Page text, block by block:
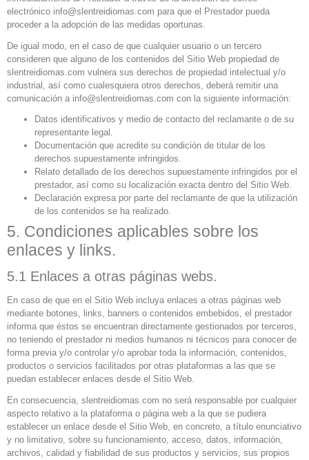
electrónico info@slentreidiomas.com para que el Prestador pueda
proceder a la adopción de las medidas oportunas.
De igual modo, en el caso de que cualquier usuario o un tercero
consideren que alguno de los contenidos del Sitio Web propiedad de
slentreidiomas.com vulnera sus derechos de propiedad intelectual y/o
industrial, así como cualesquiera otros derechos, deberá remitir una
comunicación a info@slentreidiomas.com con la siguiente información:
Datos identificativos y medio de contacto del reclamante o de su
representante legal.
Documentación que acredite su condición de titular de los
derechos supuestamente infringidos.
Relato detallado de los derechos supuestamente infringidos por el
prestador, así como su localización exacta dentro del Sitio Web.
Declaración expresa por parte del reclamante de que la utilización
de los contenidos se ha realizado.
5. Condiciones aplicables sobre los
enlaces y links.
5.1 Enlaces a otras páginas webs.
En caso de que en el Sitio Web incluya enlaces a otras páginas web
mediante botones, links, banners o contenidos embebidos, el prestador
informa que éstos se encuentran directamente gestionados por terceros,
no teniendo el prestador ni medios humanos ni técnicos para conocer de
forma previa y/o controlar y/o aprobar toda la información, contenidos,
productos o servicios facilitados por otras plataformas a las que se
puedan establecer enlaces desde el Sitio Web.
En consecuencia, slentreidiomas.com no será responsable por cualquier
aspecto relativo a la plataforma o página web a la que se pudiera
establecer un enlace desde el Sitio Web, en concreto, a título enunciativo
y no limitativo, sobre su funcionamiento, acceso, datos, información,
archivos, calidad y fiabilidad de sus productos y servicios, sus propios